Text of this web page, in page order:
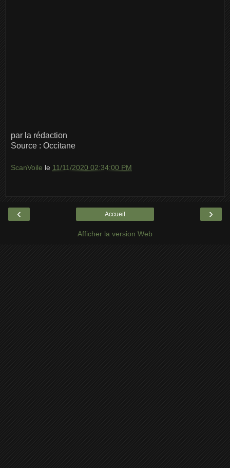
par la rédaction
Source : Occitane
ScanVoile le 11/11/2020 02:34:00 PM
‹ ›
Accueil
Afficher la version Web